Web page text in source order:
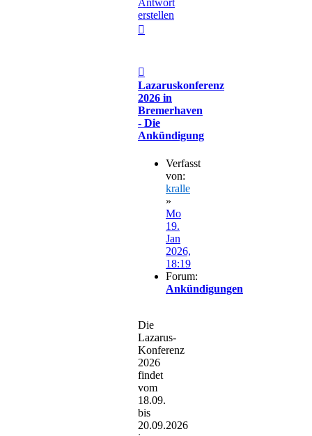
Antwort
erstellen
Lazaruskonferenz
2026 in
Bremerhaven
- Die
Ankündigung
Verfasst
von:
kralle
»
Mo
19.
Jan
2026,
18:19
Forum:
Ankündigungen
Die
Lazarus-
Konferenz
2026
findet
vom
18.09.
bis
20.09.2026